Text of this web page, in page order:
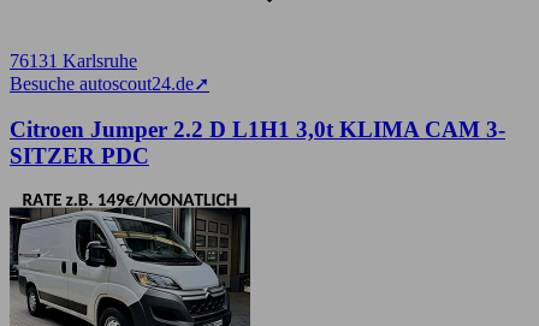
76131 Karlsruhe
Besuche autoscout24.de➚
Citroen Jumper 2.2 D L1H1 3,0t KLIMA CAM 3-
SITZER PDC